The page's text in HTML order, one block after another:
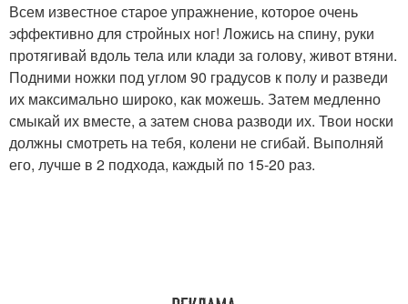
Всем известное старое упражнение, которое очень
эффективно для стройных ног! Ложись на спину, руки
протягивай вдоль тела или клади за голову, живот втяни.
Подними ножки под углом 90 градусов к полу и разведи
их максимально широко, как можешь. Затем медленно
смыкай их вместе, а затем снова разводи их. Твои носки
должны смотреть на тебя, колени не сгибай. Выполняй
его, лучше в 2 подхода, каждый по 15-20 раз.